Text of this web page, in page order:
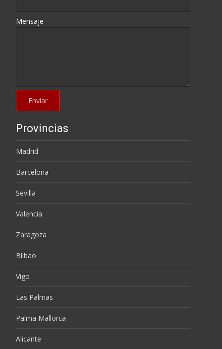
Mensaje
Provincias
Madrid
Barcelona
Sevilla
Valencia
Zaragoza
Bilbao
Vigo
Las Palmas
Palma Mallorca
Alicante